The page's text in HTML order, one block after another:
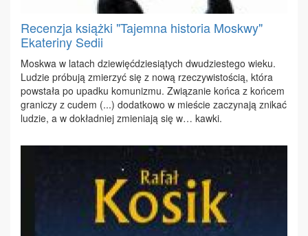
Recenzja książki "Tajemna historia Moskwy"
Ekateriny Sedii
Mo­skwa w la­tach dzie­więć­dzie­sią­tych dwu­dzie­ste­go wie­ku.
Lu­dzie pró­bu­ją zmie­rzyć się z no­wą rze­czy­wi­sto­ścią, któ­ra
po­wsta­ła po upad­ku ko­mu­ni­zmu. Zwią­za­nie koń­ca z koń­cem
gra­ni­czy z cu­dem (...) do­dat­ko­wo w mie­ście za­czy­na­ją zni­kać
lu­dzie, a w do­kład­niej zmie­nia­ją się w… kaw­ki.